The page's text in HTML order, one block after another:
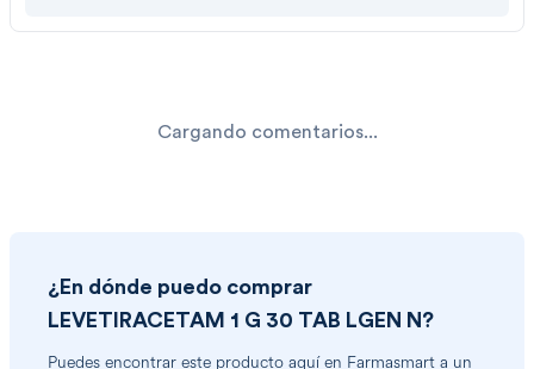
Cargando comentarios...
¿En dónde puedo comprar
LEVETIRACETAM 1 G 30 TAB LGEN N ?
Puedes encontrar este producto aquí en Farmasmart a un